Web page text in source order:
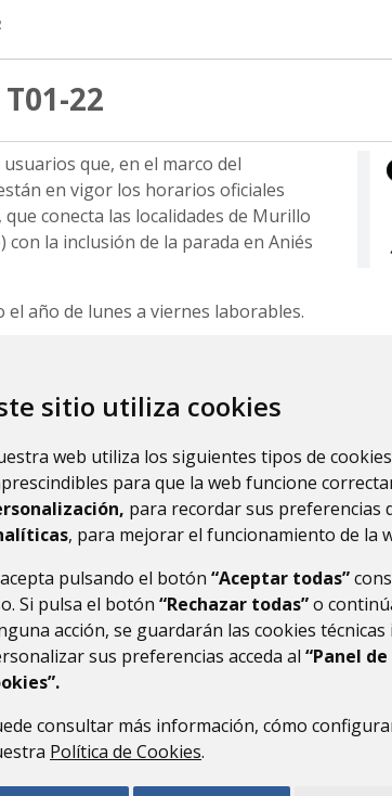
sitio utiliza cookies
web utiliza los siguientes tipos de
para que la web funcione
para recordar sus preferencias
, para mejorar el funcionamiento de la
pulsando el botón “Aceptar todas”
Si pulsa el botón “Rechazar todas”o
acción, se guardarán las cookies
sus preferencias acceda al “Panel
consultar más información, cómo
Política de Cookies.
22
que, en el marco del
en vigor los horarios oficiales
conecta las localidades de Murillo
con la inclusión de la parada en Aniés
año de lunes a viernes laborables.
que requieran solicitud previa, es
un mínimo de 24 horas de antelación
en la web aragon.avanzagrupo.com
22
LEGAL PROTECCIÓN DE DATOS